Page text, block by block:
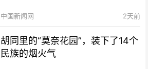
中国新闻网 2天前
胡同里的“莫奈花园”，装下了14个
民族的烟火气